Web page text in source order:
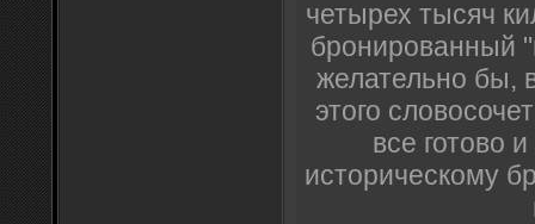
четырех тысяч
бронированный
желательно бы,
этого
все готово
историческому